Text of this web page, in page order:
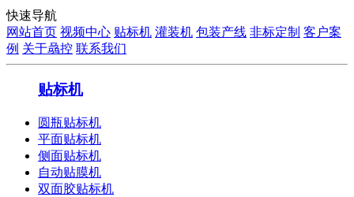
快速导航
网站首页 视频中心 贴标机 灌装机 包装产线 非标定制 客户案
例 关于骉控 联系我们
贴标机
圆瓶贴标机
平面贴标机
侧面贴标机
自动贴膜机
双面胶贴标机